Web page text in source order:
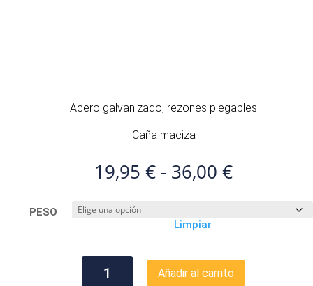
Acero galvanizado, rezones plegables
Caña maciza
19,95 € - 36,00 €Rango
precios:
36,00 €
PESO
Limpiar
PLEGABLE
Añadir al carrito